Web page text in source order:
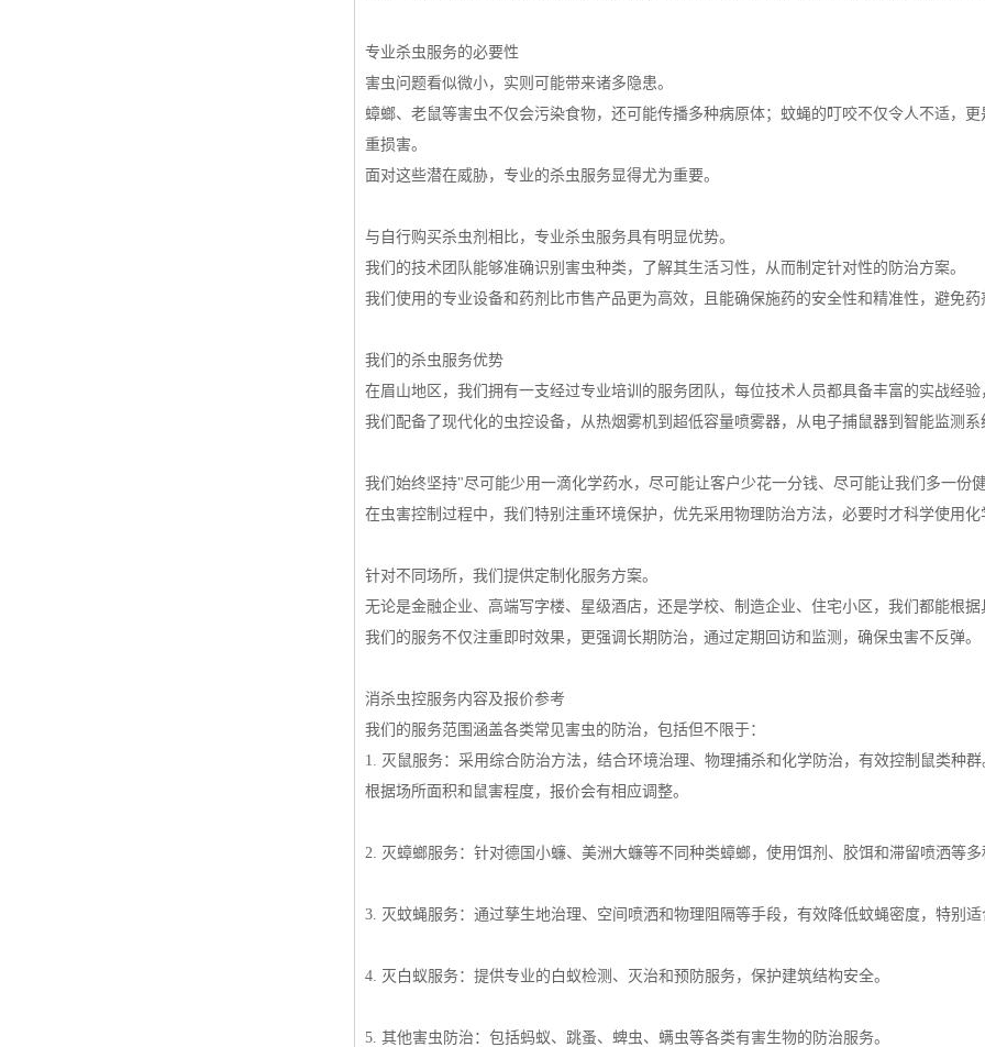
专业杀虫服务的必要性
害虫问题看似微小，实则可能带来诸多隐患。
蟑螂、老鼠等害虫不仅会污染食物，还可能传播多种病原体；蚊蝇的叮咬不仅令人不适，
重损害。
面对这些潜在威胁，专业的杀虫服务显得尤为重要。
与自行购买杀虫剂相比，专业杀虫服务具有明显优势。
我们的技术团队能够准确识别害虫种类，了解其生活习性，从而制定针对性的防治方案。
我们使用的专业设备和药剂比市售产品更为高效，且能确保施药的安全性和精准性，避免药
我们的杀虫服务优势
在眉山地区，我们拥有一支经过专业培训的服务团队，每位技术人员都具备丰富的实战经验
我们配备了现代化的虫控设备，从热烟雾机到超低容量喷雾器，从电子捕鼠器到智能监测系
我们始终坚持"尽可能少用一滴化学药水，尽可能让客户少花一分钱、尽可能让我们多一份
在虫害控制过程中，我们特别注重环境保护，优先采用物理防治方法，必要时才科学使用
针对不同场所，我们提供定制化服务方案。
无论是金融企业、高端写字楼、星级酒店，还是学校、制造企业、住宅小区，我们都能根
我们的服务不仅注重即时效果，更强调长期防治，通过定期回访和监测，确保虫害不反弹。
消杀虫控服务内容及报价参考
我们的服务范围涵盖各类常见害虫的防治，包括但不限于：
1. 灭鼠服务：采用综合防治方法，结合环境治理、物理捕杀和化学防治，有效控制鼠类种群
根据场所面积和鼠害程度，报价会有相应调整。
2. 灭蟑螂服务：针对德国小蠊、美洲大蠊等不同种类蟑螂，使用饵剂、胶饵和滞留喷洒等多
3. 灭蚊蝇服务：通过孳生地治理、空间喷洒和物理阻隔等手段，有效降低蚊蝇密度，特别适
4. 灭白蚁服务：提供专业的白蚁检测、灭治和预防服务，保护建筑结构安全。
5. 其他害虫防治：包括蚂蚁、跳蚤、蜱虫、螨虫等各类有害生物的防治服务。